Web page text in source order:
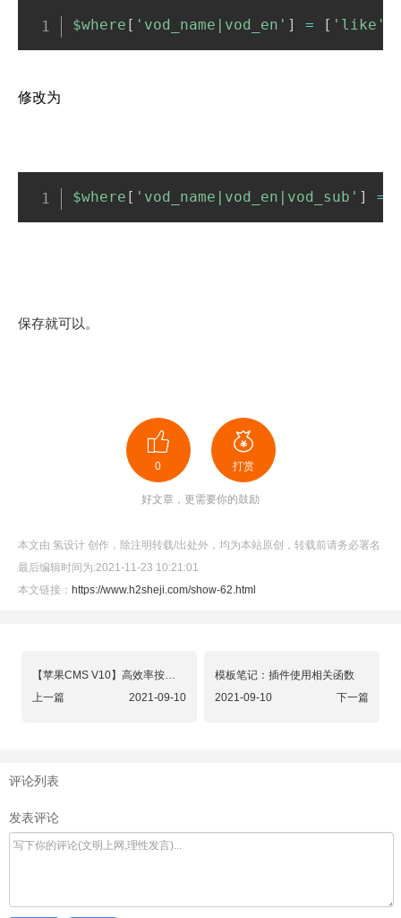
$where [ 'vod_name|vod_en' ] = [ 'like'
修改为
$where [ 'vod_name|vod_en|vod_sub' ] =
保存就可以。
0 打赏
好文章，更需要你的鼓励
本文由 氢设计 创作，除注明转载/出处外，均为本站原创，转载前请务必署名
最后编辑时间为:2021-11-23 10:21:01
本文链接： https://www.h2sheji.com/show-62.html
【苹果CMS V10】高效率按分类筛选随机输出影片，文章，明星
上一篇
2021-09-10
模板笔记：插件使用相关函数
2021-09-10
下一篇
评论列表
发表评论